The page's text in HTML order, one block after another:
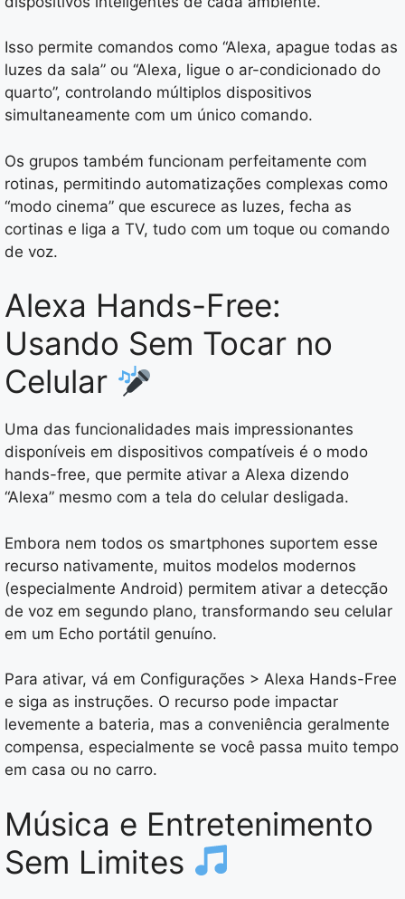
Isso permite comandos como “Alexa, apague todas as
luzes da sala” ou “Alexa, ligue o ar-condicionado do
quarto”, controlando múltiplos dispositivos
simultaneamente com um único comando.
Os grupos também funcionam perfeitamente com
rotinas, permitindo automatizações complexas como
“modo cinema” que escurece as luzes, fecha as
cortinas e liga a TV, tudo com um toque ou comando
de voz.
Alexa Hands-Free:
Usando Sem Tocar no
Celular
Uma das funcionalidades mais impressionantes
disponíveis em dispositivos compatíveis é o modo
hands-free, que permite ativar a Alexa dizendo
“Alexa” mesmo com a tela do celular desligada.
Embora nem todos os smartphones suportem esse
recurso nativamente, muitos modelos modernos
(especialmente Android) permitem ativar a detecção
de voz em segundo plano, transformando seu celular
em um Echo portátil genuíno.
Para ativar, vá em Configurações > Alexa Hands-Free
e siga as instruções. O recurso pode impactar
levemente a bateria, mas a conveniência geralmente
compensa, especialmente se você passa muito tempo
em casa ou no carro.
Música e Entretenimento
Sem Limites